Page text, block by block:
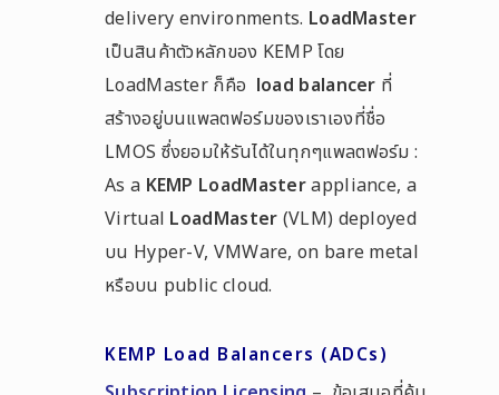
delivery environments. LoadMaster
เป็นสินค้าตัวหลักของ KEMP โดย
LoadMaster ก็คือ load balancer ที่
สร้างอยู่บนแพลตฟอร์มของเราเองที่ชื่อ
LMOS ซึ่งยอมให้รันได้ในทุกๆแพลตฟอร์ม :
As a KEMP LoadMasterappliance, a
Virtual LoadMaster (VLM) deployed
บน Hyper-V, VMWare, on bare metal
หรือบน public cloud.
KEMP Load Balancers (ADCs)